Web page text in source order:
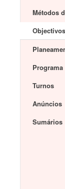
Métodos
Objectivos
Programa
Turnos
Anúncios
Sumários